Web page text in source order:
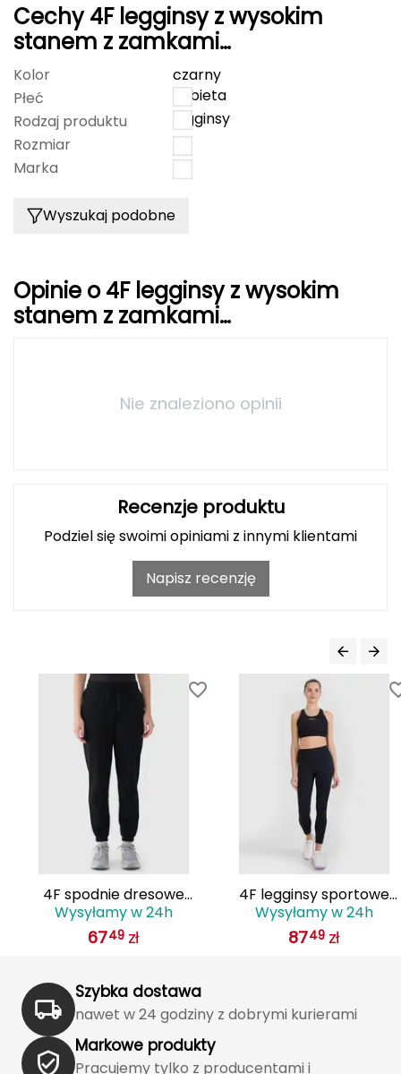
Grivel
Gumbies
H
HAGLÖFS
HMS PREMIUM
Hanwag
KILLTEC
Kari Traa
Karpos
Cechy 4F legginsy z wysokim
stanem z zamkami
4FWAW25TTIGF242 czarne
Kolor
czarny
Płeć
kobieta
Rodzaj produktu
legginsy
Rozmiar
Marka
Wyszukaj podobne
Opinie o 4F legginsy z wysokim
stanem z zamkami
Nie znaleziono opinii
Recenzje produktu
Podziel się swoimi opiniami z innymi klientami
Napisz recenzję
4F spodnie dresowe
damskie
4FWMM00TTROF1137 czarne
Wysyłamy w 24h
6749 zł
4F legginsy sportowe
damskie do ćwiczeń
4FWSS25TFTIF304
Wysyłamy w 24h
8749 zł
Szybka dostawa
nawet w 24 godziny z dobrymi kurierami
Markowe produkty
Pracujemy tylko z producentami i